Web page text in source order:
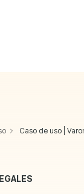
Caso de uso |